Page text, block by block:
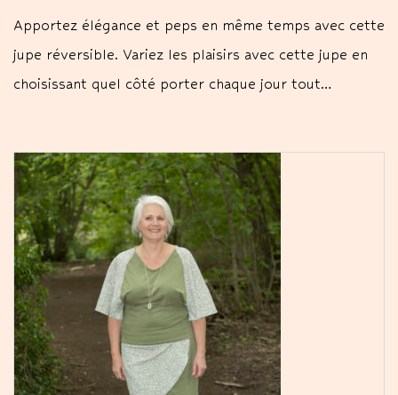
Apportez élégance et peps en même temps avec cette
jupe réversible. Variez les plaisirs avec cette jupe en
choisissant quel côté porter chaque jour tout…